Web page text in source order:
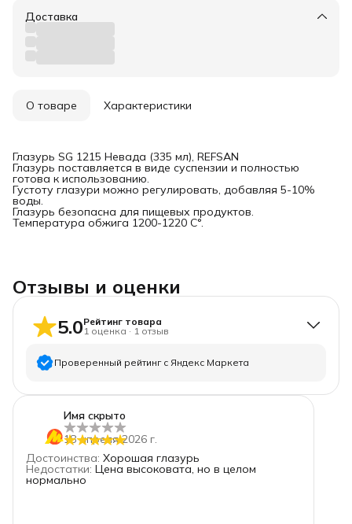
Доставка
О товаре Характеристики
Глазурь SG 1215 Невада (335 мл), REFSAN
Глазурь поставляется в виде суспензии и полностью
готова к использованию.
Густоту глазури можно регулировать, добавляя 5-10%
воды.
Глазурь безопасна для пищевых продуктов.
Температура обжига 1200-1220 С°.
Отзывы и оценки
5.0Рейтинг товара
1 оценка · 1 отзыв
Проверенный рейтинг с Яндекс Маркета
5 звёзд
1
звезды
звезды
2 звезды
1 звезда
Имя скрыто
18 апреля 2026 г.
Достоинства: Хорошая глазурь
Недостатки: Цена высоковата, но в целом
нормально